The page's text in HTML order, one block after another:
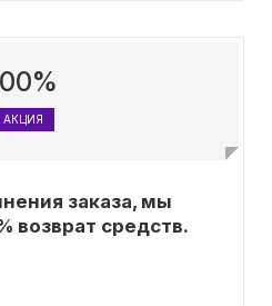
АКЦИЯ
заказа, мы
возврат средств.